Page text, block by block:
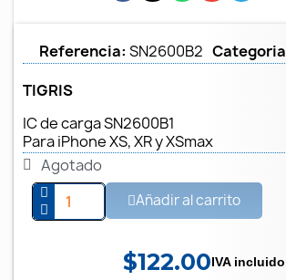
Referencia SN2600B2 Categoria
TIGRIS
IC de carga SN2600B1
Para iPhone XS, XR y XSmax
Agotado
Añadir al carrito
$122.00IVA incluido